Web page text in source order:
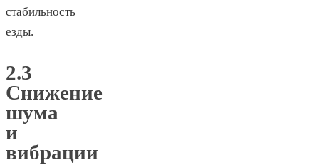
стабильность
езды.
2.3
Снижение
шума
и
вибрации